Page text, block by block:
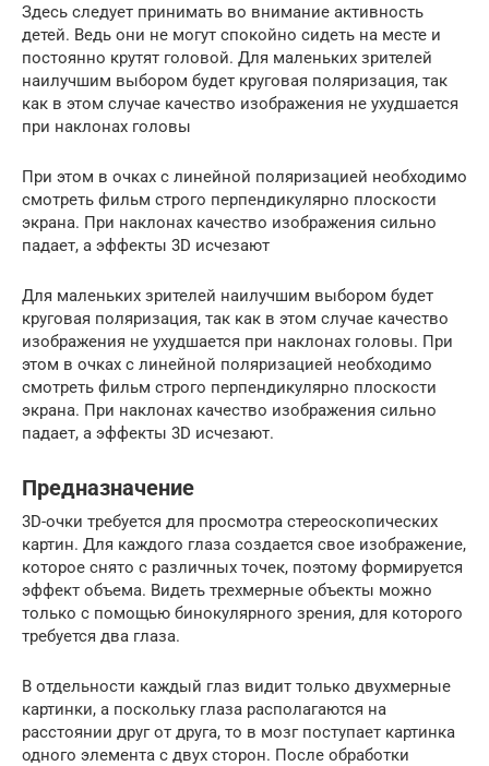
Здесь следует принимать во внимание активность
детей. Ведь они не могут спокойно сидеть на месте и
постоянно крутят головой. Для маленьких зрителей
наилучшим выбором будет круговая поляризация, так
как в этом случае качество изображения не ухудшается
при наклонах головы
При этом в очках с линейной поляризацией необходимо
смотреть фильм строго перпендикулярно плоскости
экрана. При наклонах качество изображения сильно
падает, а эффекты 3D исчезают
Для маленьких зрителей наилучшим выбором будет
круговая поляризация, так как в этом случае качество
изображения не ухудшается при наклонах головы. При
этом в очках с линейной поляризацией необходимо
смотреть фильм строго перпендикулярно плоскости
экрана. При наклонах качество изображения сильно
падает, а эффекты 3D исчезают.
Предназначение
3D-очки требуется для просмотра стереоскопических
картин. Для каждого глаза создается свое изображение,
которое снято с различных точек, поэтому формируется
эффект объема. Видеть трехмерные объекты можно
только с помощью бинокулярного зрения, для которого
требуется два глаза.
В отдельности каждый глаз видит только двухмерные
картинки, а поскольку глаза располагаются на
расстоянии друг от друга, то в мозг поступает картинка
одного элемента с двух сторон. После обработки